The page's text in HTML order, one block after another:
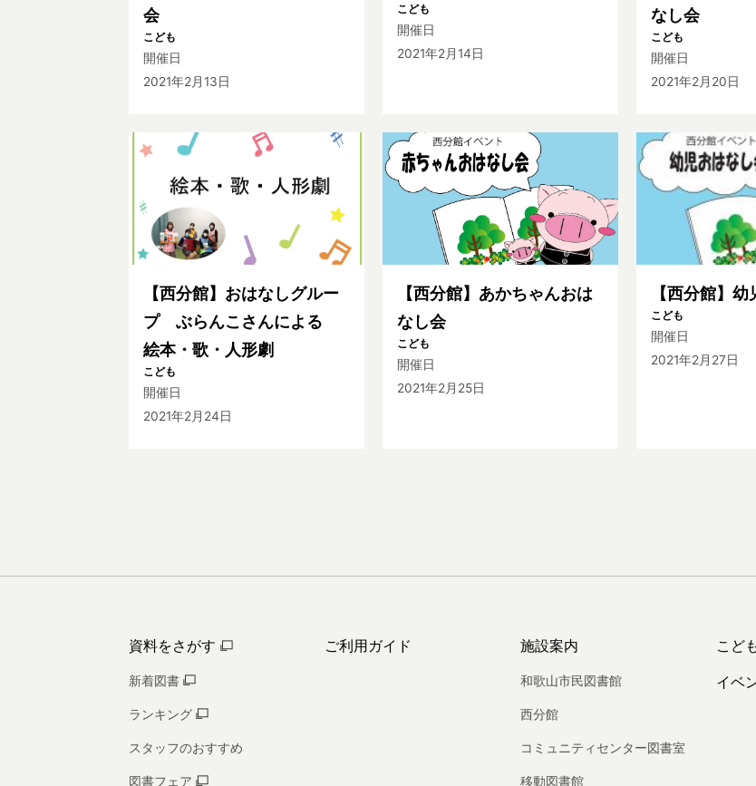
会
こども
開催日
2021年2月13日
こども
開催日
2021年2月14日
なし会
こども
開催日
2021年2月20日
【西分館】おはなしグルー
プ ぶらんこさんによる
絵本・歌・人形劇
こども
開催日
2021年2月24日
【西分館】あかちゃんおは
なし会
こども
開催日
2021年2月25日
【西分館】
こども
開催日
2021年2月27日
資料をさがす
新着図書
ランキング
スタッフのおすすめ
図書フェア
ご利用ガイド 施設案内
和歌山市民図書館
西分館
コミュニティセンター図書室
移動図書館
こど
イベ